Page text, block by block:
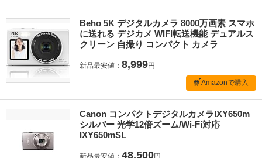
Beho 5K デジタルカメラ 8000万画素 スマホ
に送れる デジカメ WIFI転送機能 デュアルス
クリーン 自撮り コンパクト カメラ
新品最安値： 8,999円
Amazonで購入
Canon コンパクトデジタルカメラIXY650m
シルバー 光学12倍ズーム/Wi-Fi対応
IXY650mSL
新品最安値： 48,500円